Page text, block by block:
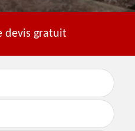
devis gratuit